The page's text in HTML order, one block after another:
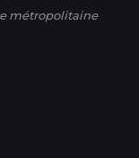
métropolitaine